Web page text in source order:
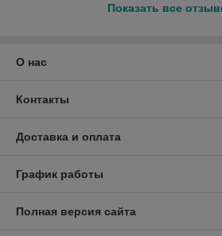
Показать все
О нас
Контакты
Доставка и оплата
График работы
Полная версия сайта